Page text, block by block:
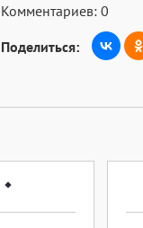
Комментариев: 0
Поделиться: